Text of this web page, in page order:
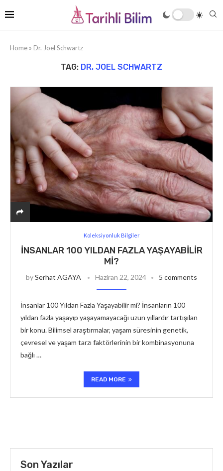
Home » Dr. Joel Schwartz
TAG: DR. JOEL SCHWARTZ
Koleksiyonluk Bilgiler
İNSANLAR 100 YILDAN FAZLA YAŞAYABILIR
MI?
bySerhat AGAYA Haziran 22, 2024 5 comments
İnsanlar 100 Yıldan Fazla Yaşayabilir mi? İnsanların 100
yıldan fazla yaşayıp yaşayamayacağı uzun yıllardır tartışılan
bir konu. Bilimsel araştırmalar, yaşam süresinin genetik,
çevresel ve yaşam tarzı faktörlerinin bir kombinasyonuna
bağlı …
READ MORE
Son Yazılar